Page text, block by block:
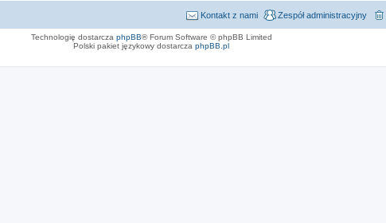
Zespół administracyjny
Kontakt z nami
Technologię dostarcza phpBB® Forum Software © phpBB Limited
Polski pakiet językowy dostarcza phpBB.pl